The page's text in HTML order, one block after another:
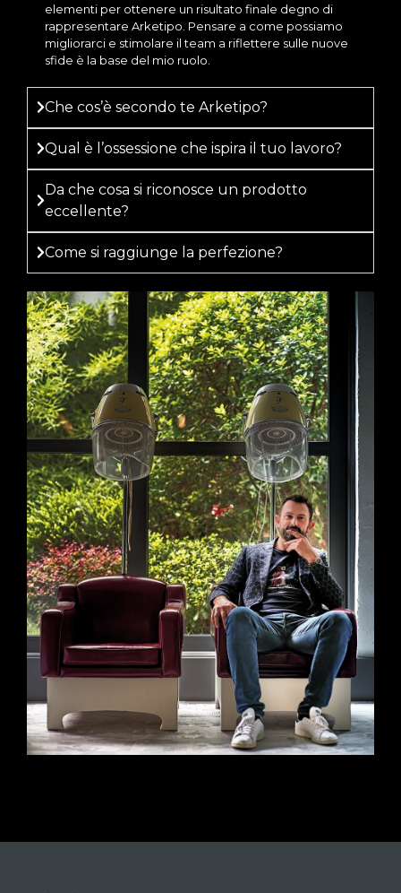
elementi per ottenere un risultato finale degno di
rappresentare Arketipo. Pensare a come possiamo
migliorarci e stimolare il team a riflettere sulle nuove
sfide è la base del mio ruolo.
Che cos’è secondo te Arketipo?
Qual è l’ossessione che ispira il tuo lavoro?
Da che cosa si riconosce un prodotto
eccellente?
Come si raggiunge la perfezione?